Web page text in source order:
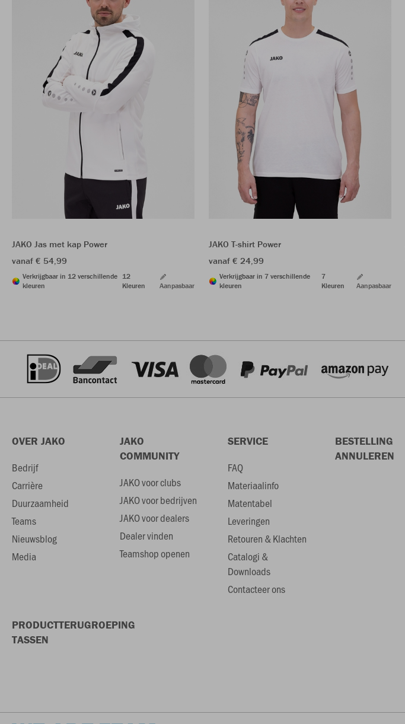
JAKO Jas met kap Power
vanaf € 54,99
Verkrijgbaar in 12 verschillende
kleuren
12
Kleuren
Aanpasbaar
JAKO T-shirt Power
vanaf € 24,99
Verkrijgbaar in 7 verschillende
kleuren
7
Kleuren
Aanpasbaar
OVER JAKO
Bedrijf
Carrière
Duurzaamheid
Teams
Nieuwsblog
Media
JAKO
COMMUNITY
JAKO voor clubs
JAKO voor bedrijven
JAKO voor dealers
Dealer vinden
Teamshop openen
SERVICE
FAQ
Materiaalinfo
Matentabel
Leveringen
Retouren & Klachten
Catalogi &
Downloads
Contacteer ons
BESTELLING
ANNULEREN
PRODUCTTERUGROEPING
TASSEN